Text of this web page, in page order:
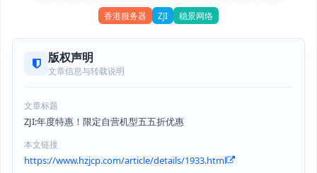
香港服务器 ZJI 稳景网络
版权声明
文章信息与转载说明
文章标题
ZJI:年度特惠！限定自营机型五五折优惠
本文链接
https://www.hzjcp.com/article/details/1933.html